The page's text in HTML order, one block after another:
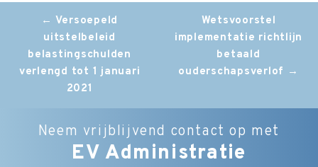
Post
navigation
← Versoepeld
uitstelbeleid
belastingschulden
verlengd tot 1 januari
2021
Wetsvoorstel
implementatie richtlijn
betaald
ouderschapsverlof →
Neem vrijblijvend contact op met
EV Administratie